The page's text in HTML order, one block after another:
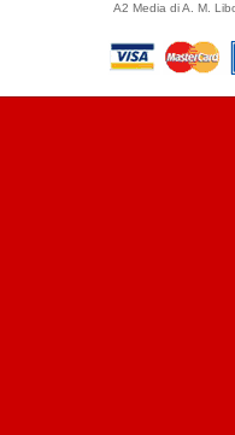
A2 Media di A. M.